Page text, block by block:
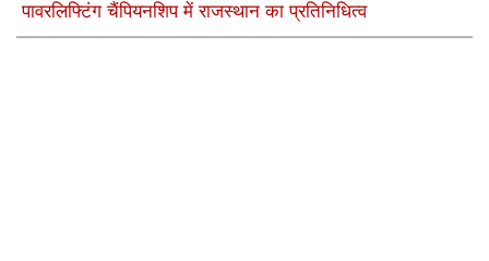
पावरलिफ्टिंग चैंपियनशिप में राजस्थान का प्रतिनिधित्व